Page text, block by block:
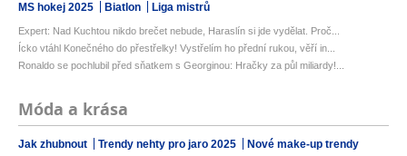
MS hokej 2025 Biatlon Liga mistrů
Expert: Nad Kuchtou nikdo brečet nebude, Haraslín si jde vydělat. Proč...
Ícko vtáhl Konečného do přestřelky! Vystřelím ho přední rukou, věří in...
Ronaldo se pochlubil před sňatkem s Georginou: Hračky za půl miliardy!...
Móda a krása
Jak zhubnout Trendy nehty pro jaro 2025 Nové make-up trendy